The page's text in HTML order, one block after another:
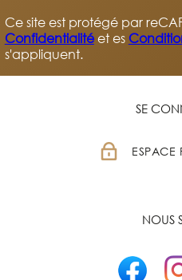
Ce site est protégé par
Confidentialitéet es
s'appliquent.
SE
ESPACE
NOUS